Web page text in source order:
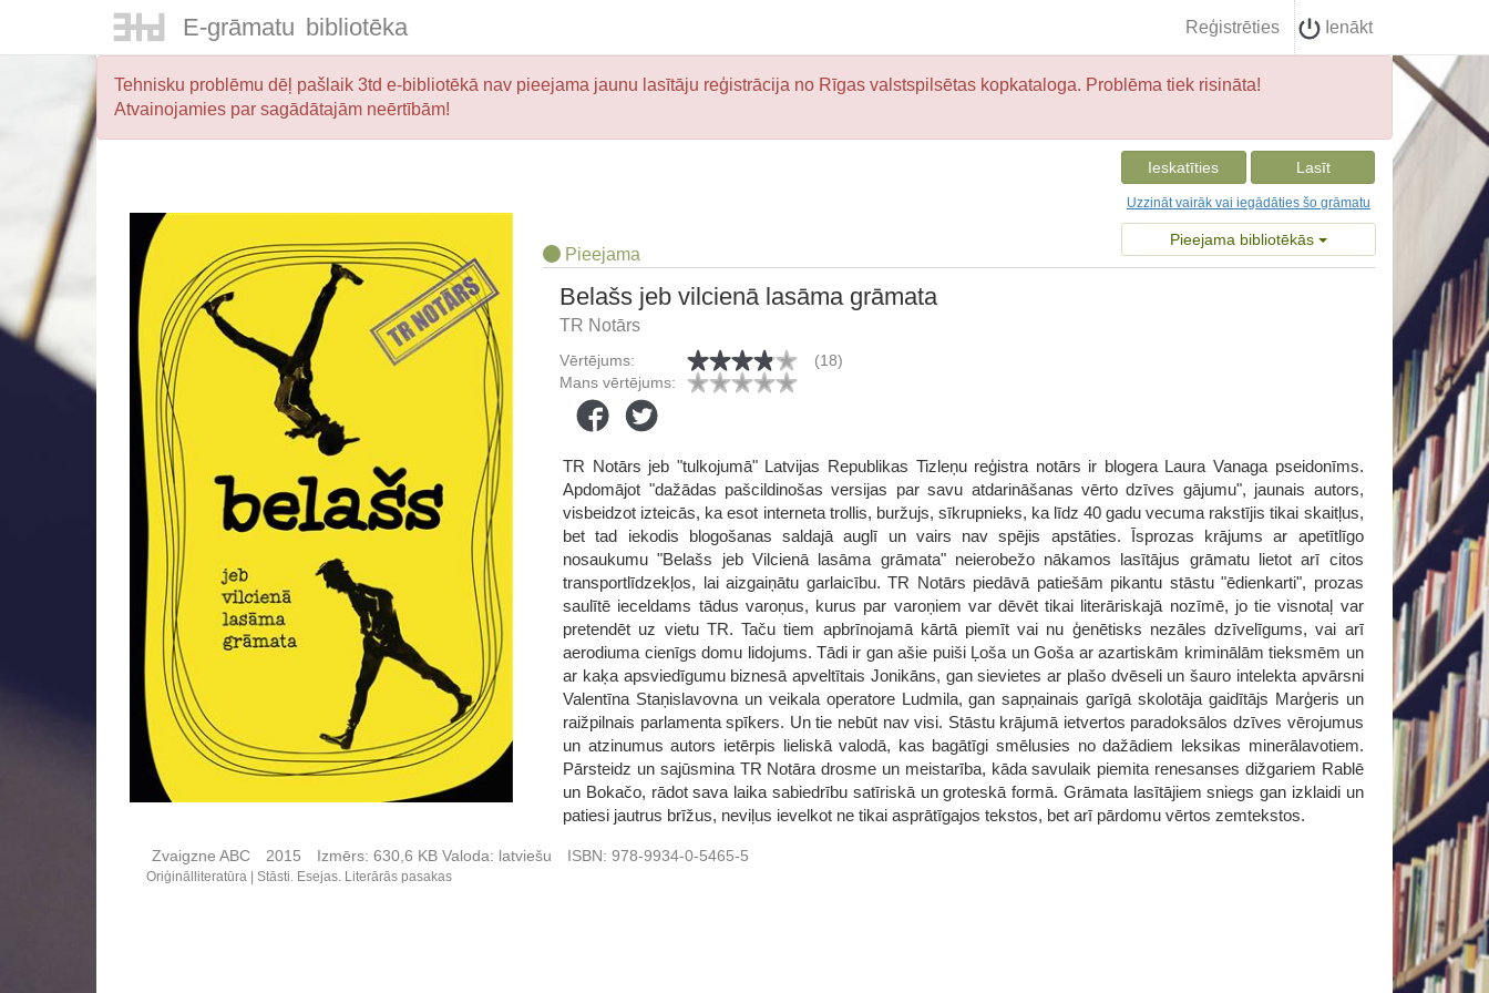
E-grāmatu bibliotēka Reģistrēties Ienākt
Tehnisku problēmu dēļ pašlaik 3td e-bibliotēkā nav pieejama jaunu lasītāju reģistrācija no Rīgas valstspilsētas kopkataloga. Problēma tiek risināta!
Atvainojamies par sagādātajām neērtībām!
Ieskatīties Lasīt
Uzzināt vairāk vai iegādāties šo grāmatu
Pieejama bibliotēkās
Pieejama
Belašs jeb vilcienā lasāma grāmata
TR Notārs
Vērtējums:
(18)
Mans vērtējums:
TR Notārs jeb "tulkojumā" Latvijas Republikas Tizleņu reģistra notārs ir blogera Laura Vanaga pseidonīms.
Apdomājot "dažādas pašcildinošas versijas par savu atdarināšanas vērto dzīves gājumu", jaunais autors,
visbeidzot izteicās, ka esot interneta trollis, buržujs, sīkrupnieks, ka līdz 40 gadu vecuma rakstījis tikai skaitļus,
bet tad iekodis blogošanas saldajā auglī un vairs nav spējis apstāties. Īsprozas krājums ar apetītlīgo
nosaukumu "Belašs jeb Vilcienā lasāma grāmata" neierobežo nākamos lasītājus grāmatu lietot arī citos
transportlīdzekļos, lai aizgaiņātu garlaicību. TR Notārs piedāvā patiešām pikantu stāstu "ēdienkarti", prozas
saulītē ieceldams tādus varoņus, kurus par varoņiem var dēvēt tikai literāriskajā nozīmē, jo tie visnotaļ var
pretendēt uz vietu TR. Taču tiem apbrīnojamā kārtā piemīt vai nu ģenētisks nezāles dzīvelīgums, vai arī
aerodiuma cienīgs domu lidojums. Tādi ir gan ašie puiši Ļoša un Goša ar azartiskām kriminālām tieksmēm un
ar kaķa apsviedīgumu biznesā apveltītais Jonikāns, gan sievietes ar plašo dvēseli un šauro intelekta apvārsni
Valentīna Staņislavovna un veikala operatore Ludmila, gan sapņainais garīgā skolotāja gaidītājs Marģeris un
raižpilnais parlamenta spīkers. Un tie nebūt nav visi. Stāstu krājumā ietvertos paradoksālos dzīves vērojumus
un atzinumus autors ietērpis lieliskā valodā, kas bagātīgi smēlusies no dažādiem leksikas minerālavotiem.
Pārsteidz un sajūsmina TR Notāra drosme un meistarība, kāda savulaik piemita renesanses dižgariem Rablē
un Bokačo, rādot sava laika sabiedrību satīriskā un groteskā formā. Grāmata lasītājiem sniegs gan izklaidi un
patiesi jautrus brīžus, neviļus ievelkot ne tikai asprātīgajos tekstos, bet arī pārdomu vērtos zemtekstos.
Zvaigzne ABC 2015 Izmērs: 630,6 KB Valoda: latviešu ISBN: 978-9934-0-5465-5
Oriģinālliteratūra Stāsti. Esejas. Literārās pasakas